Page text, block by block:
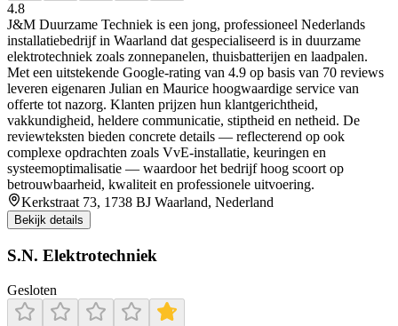
4.8
J&M Duurzame Techniek is een jong, professioneel Nederlands
installatiebedrijf in Waarland dat gespecialiseerd is in duurzame
elektrotechniek zoals zonnepanelen, thuisbatterijen en laadpalen.
Met een uitstekende Google-rating van 4.9 op basis van 70 reviews
leveren eigenaren Julian en Maurice hoogwaardige service van
offerte tot nazorg. Klanten prijzen hun klantgerichtheid,
vakkundigheid, heldere communicatie, stiptheid en netheid. De
reviewteksten bieden concrete details — reflecterend op ook
complexe opdrachten zoals VvE-installatie, keuringen en
systeemoptimalisatie — waardoor het bedrijf hoog scoort op
betrouwbaarheid, kwaliteit en professionele uitvoering.
Kerkstraat 73, 1738 BJ Waarland, Nederland
Bekijk details
S.N. Elektrotechniek
Gesloten